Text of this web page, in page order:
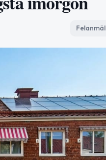
Felanmäl